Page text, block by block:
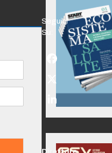
Seguici
Su:
Facebook
Twitter
(deprecated)
LinkedIn